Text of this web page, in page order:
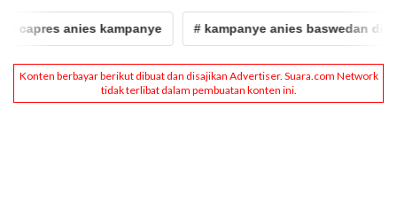
anies kampanye # kampanye anies baswedan di medan